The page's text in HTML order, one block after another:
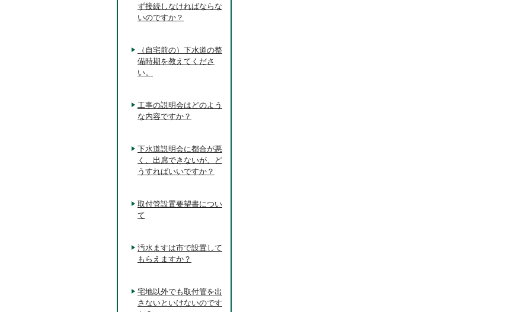
ず接続しなければならな
いのですか？
（自宅前の）下水道の整
備時期を教えてくださ
い。
工事の説明会はどのよう
な内容ですか？
下水道説明会に都合が悪
く、出席できないが、ど
うすればいいですか？
取付管設置要望書につい
て
汚水ますは市で設置して
もらえますか？
宅地以外でも取付管を出
さないといけないのです